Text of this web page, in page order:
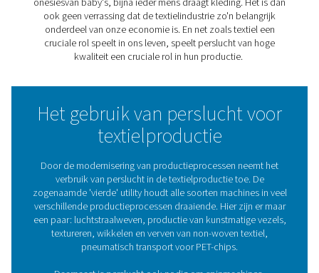
Olievrije perslucht voor
textielindustrie
Van de extravagante outfits van mode-modellen
onesiesvan baby's, bijna ieder mens draagt kleding.
ook geen verrassing dat de textielindustrie zo'n
cruciale rol speelt in ons leven, speelt perslucht van
kwaliteit een cruciale rol in hun productie.
Het gebruik van perslucht